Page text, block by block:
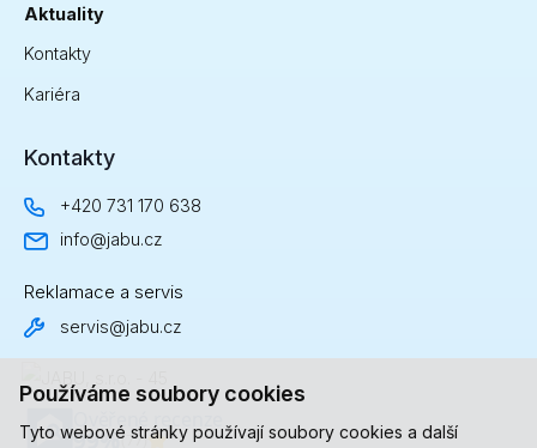
Používáme soubory cookies
Tyto webové stránky používají soubory cookies a další
Aktuality
Kontakty
Kariéra
Kontakty
+420 731 170 638
info@jabu.cz
Reklamace a servis
servis@jabu.cz